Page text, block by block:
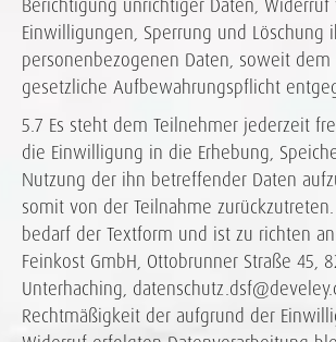
Berichtigung unrichtiger Daten, Widerruf
Einwilligungen, Sperrung und Löschung
personenbezogenen Daten, soweit dem
gesetzliche Aufbewahrungspflicht
5.7 Es steht dem Teilnehmer jederzeit
die Einwilligung in die Erhebung,
Nutzung der ihn betreffender Daten
somit von der Teilnahme
bedarf der Textform und ist zu richten
Feinkost GmbH, Ottobrunner Straße 45,
Unterhaching,
Rechtmäßigkeit der aufgrund der